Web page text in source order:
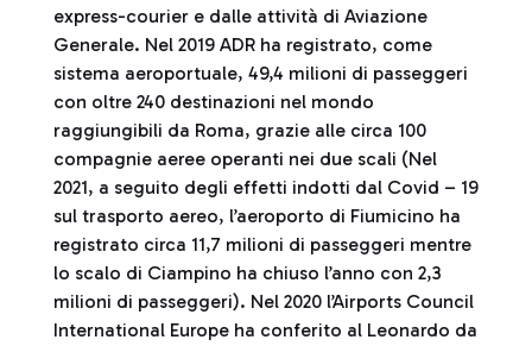
express-courier e dalle attività di Aviazione
Generale. Nel 2019 ADR ha registrato, come
sistema aeroportuale, 49,4 milioni di passeggeri
con oltre 240 destinazioni nel mondo
raggiungibili da Roma, grazie alle circa 100
compagnie aeree operanti nei due scali (Nel
2021, a seguito degli effetti indotti dal Covid – 19
sul trasporto aereo, l’aeroporto di Fiumicino ha
registrato circa 11,7 milioni di passeggeri mentre
lo scalo di Ciampino ha chiuso l’anno con 2,3
milioni di passeggeri). Nel 2020 l’Airports Council
International Europe ha conferito al Leonardo da